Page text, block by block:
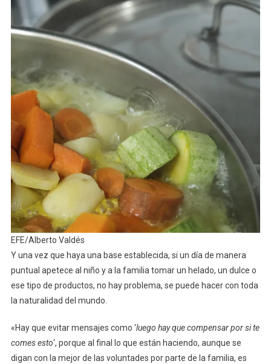
EFE/Alberto Valdés
Y una vez que haya una base establecida, si un día de manera
puntual apetece al niño y a la familia tomar un helado, un dulce o
ese tipo de productos, no hay problema, se puede hacer con toda
la naturalidad del mundo.
«Hay que evitar mensajes como ‘luego hay que compensar por si te
comes esto‘, porque al final lo que están haciendo, aunque se
digan con la mejor de las voluntades por parte de la familia, es